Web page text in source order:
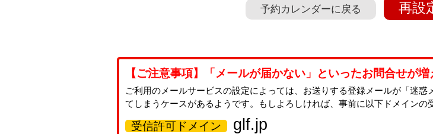
予約カレンダーに戻る 再設
【ご注意事項】「メールが届かない」といったお問合せが
ご利用のメールサービスの設定によっては、お送りする登録メールが「迷
てしまうケースがあるようです。もしよろしければ、事前に以下ドメインの
受信許可ドメイン glf.jp